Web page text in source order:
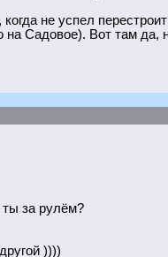
не успел
на Садовое). Вот там
за рулём?
))))